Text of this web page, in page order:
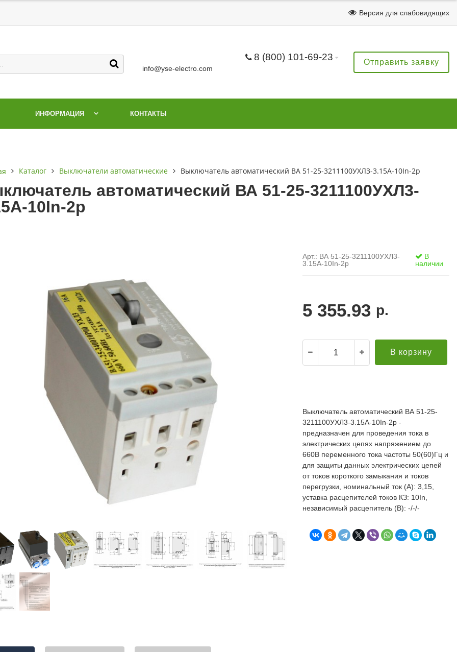
Версия для слабовидящих
8 (800) 101-69-23
info@yse-electro.com
Отправить заявку
ИНФОРМАЦИЯ КОНТАКТЫ
(Филиал
15.02.2022
Электро выиграла тендер на
поставку деревянных опор ЛЭП
складского оперативного
своевременно. Претензий
элементы опор высокого
заболонного слоя древесины
изделия (опоры ЛЭП),
моей памяти компания
и поставщик опор ЛЭП
ЛЭП такими документами.
с таким ответственным
Татьяна (Branch of «Saren B.
V.» PLLC)
Выражаю благодарность вашей компании за
оперативную обработку нашего запроса!
Выставили коммерческое предложение по
хорошей цене в течение двух дней (а там без
малого сотня товарных позиций была). Мы
успели закрыть смету большого объекта в срок. А
вы получили хороший заказ))
Поставка опор ЛЭП в Бурятию. Спасибо за
качественную продукцию и быструю доставку!
Всё прошло хорошо. Евгению отдельное спасибо
за ответственный подход к делу, понимание и
вежливое обращение!
Каталог Выключатели автоматические Выключатель автоматический ВА 51-25-3211100УХЛ3-3.15А-10In-2р
автоматический ВА 51-25-3211100УХЛ3-
10In-2р
Арт.: ВА 51-25-3211100УХЛ3-
3.15А-10In-2р
В
наличии
5 355.93 р.
В корзину
Выключатель автоматический ВА 51-25-
3211100УХЛ3-3.15А-10In-2р -
предназначен для проведения тока в
электрических цепях напряжением до
660В переменного тока частоты 50(60)Гц и
для защиты данных электрических цепей
от токов короткого замыкания и токов
перегрузки, номинальный ток (А): 3,15,
уставка расцепителей токов КЗ: 10In,
независимый расцепитель (В): -/-/-